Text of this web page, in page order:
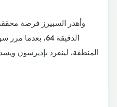
وأهدر السبيرز فرصة
الدقيقة 64،
المنطقة، لينفرد بإديرسون